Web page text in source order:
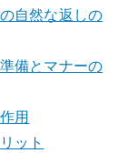
自然な返しの
備とマナーの
用
ット